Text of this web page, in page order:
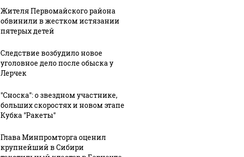
Жителя Первомайского района
обвинили в жестком истязании
пятерых детей
Следствие возбудило новое
уголовное дело после обыска у
Лерчек
"Сноска": о звездном участнике,
больших скоростях и новом этапе
Кубка "Ракеты"
Глава Минпромторга оценил
крупнейший в Сибири